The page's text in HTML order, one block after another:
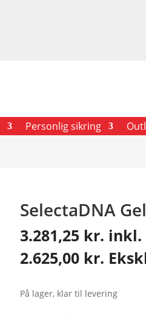
Personlig sikring
SelectaDNA
3.281,25 kr. inkl.
2.625,00 kr.
På lager, klar til levering